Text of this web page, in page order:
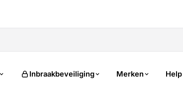
Inbraakbeveiliging Merken Help